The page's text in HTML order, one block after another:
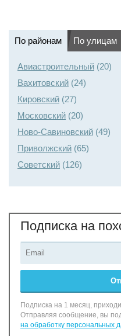
По районам По улицам
Авиастроительный (20)
Вахитовский (24)
Кировский (27)
Московский (20)
Ново-Савиновский (49)
Приволжский (65)
Советский (126)
Подписка на
Подписка на 1 месяц,
Отправляя сообщение, вы
на обработку персональных